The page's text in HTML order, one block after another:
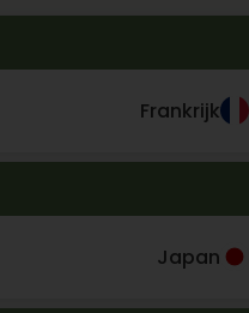
Frankrijk
Japan